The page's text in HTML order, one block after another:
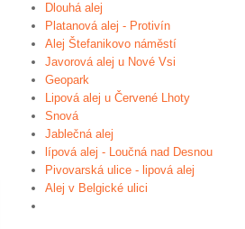
Dlouhá alej
Platanová alej - Protivín
Alej Štefanikovo náměstí
Javorová alej u Nové Vsi
Geopark
Lipová alej u Červené Lhoty
Snová
Jablečná alej
lípová alej - Loučná nad Desnou
Pivovarská ulice - lipová alej
Alej v Belgické ulici